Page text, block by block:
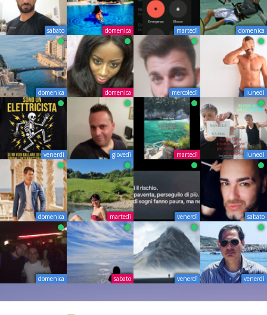
sabato domenica martedì domenica
domenica domenica mercoledì lunedì
venerdì giovedì martedì lunedì
domenica martedì venerdì sabato
domenica sabato venerdì venerdì